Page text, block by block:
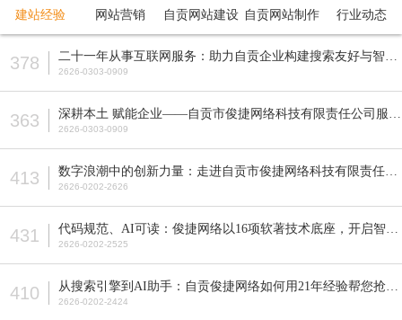
注册资本5000万人民币，是一家以政
产品国际招标代理、工程造价咨询、工
程监理等多元化发展的咨询服务企业。
民营企业。由东方锅炉集团动能分厂同
贡市高新工业园区十大重点企业之一。
公司占地面积近70亩，注册资本5200
型、D型、L型、Z型、P型5个系列上百
压缩机气体力从20KN—800KN，排气
压力可达50MPa。各类成套气体压缩
建站经验 网站营销 自贡网站建设 自贡网站制作 行业动态
378 2626-0303-0909
363 2626-0303-0909
413 2626-0202-2626
431 2626-0202-2525
410 2626-0202-2424